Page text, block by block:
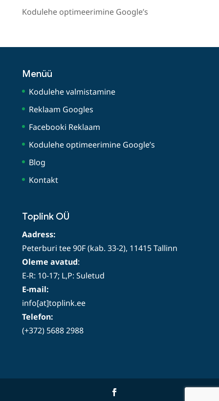
Kodulehe optimeerimine Google’s
Menüü
Kodulehe valmistamine
Reklaam Googles
Facebooki Reklaam
Kodulehe optimeerimine Google’s
Blog
Kontakt
Toplink OÜ
Aadress:
Peterburi tee 90F (kab. 33-2), 11415 Tallinn
Oleme avatud:
E-R: 10-17; L,P: Suletud
E-mail:
info[at]toplink.ee
Telefon:
(+372) 5688 2988